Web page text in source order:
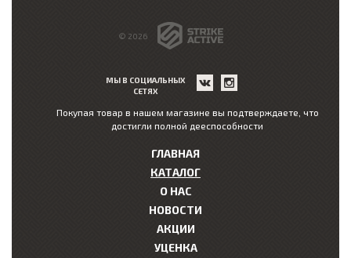
© 2026
МЫ В СОЦИАЛЬНЫХ
СЕТЯХ
Покупая товар в нашем магазине вы подтверждаете, что
достигли полной дееспособности
ГЛАВНАЯ
КАТАЛОГ
О НАС
НОВОСТИ
АКЦИИ
УЦЕНКА